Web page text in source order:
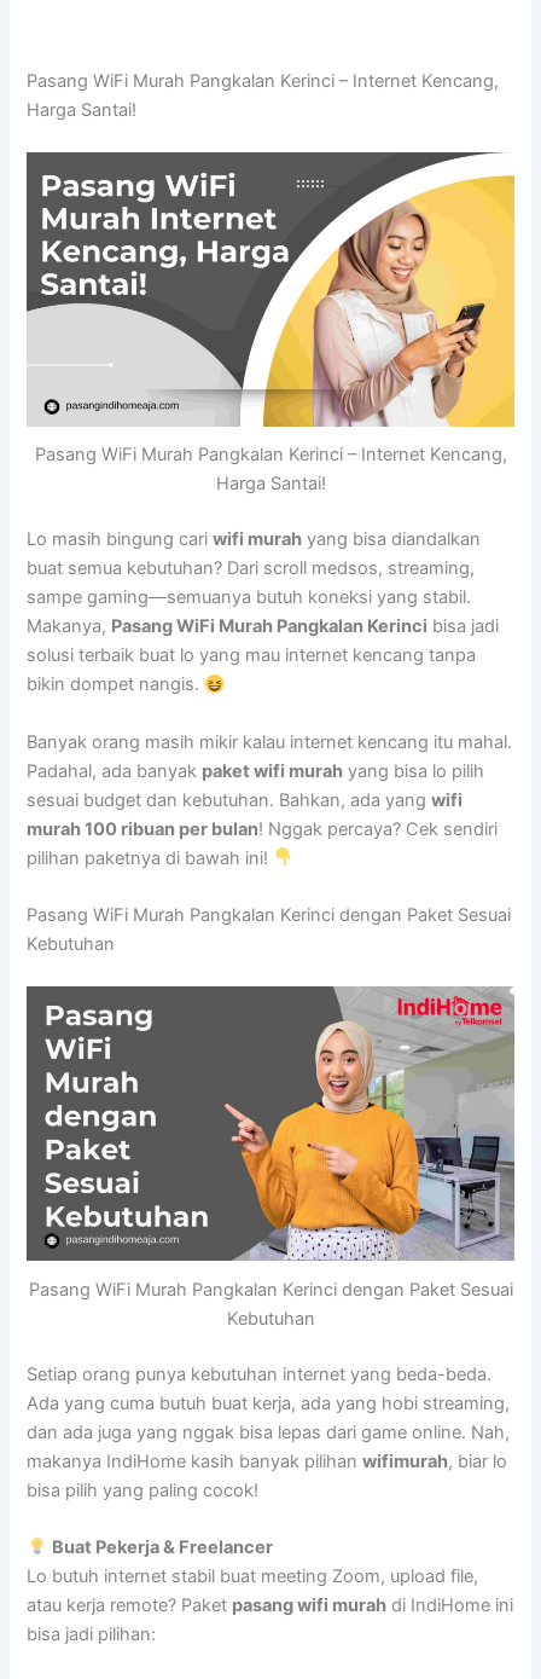
Pasang WiFi Murah Pangkalan Kerinci – Internet Kencang,
Harga Santai!
Pasang WiFi Murah Pangkalan Kerinci – Internet Kencang,
Harga Santai!
Lo masih bingung cariwifi murah yang bisa diandalkan
buat semua kebutuhan? Dari scroll medsos, streaming,
sampe gaming—semuanya butuh koneksi yang stabil.
Makanya, Pasang WiFi Murah Pangkalan Kerinci bisa jadi
solusi terbaik buat lo yang mau internet kencang tanpa
bikin dompet nangis.
Banyak orang masih mikir kalau internet kencang itu mahal.
Padahal, ada banyak paket wifi murah yang bisa lo pilih
sesuai budget dan kebutuhan. Bahkan, ada yangwifi
murah 100 ribuan per bulan! Nggak percaya? Cek sendiri
pilihan paketnya di bawah ini!
Pasang WiFi Murah Pangkalan Kerinci dengan Paket Sesuai
Kebutuhan
Pasang WiFi Murah Pangkalan Kerinci dengan Paket Sesuai
Kebutuhan
Setiap orang punya kebutuhan internet yang beda-beda.
Ada yang cuma butuh buat kerja, ada yang hobi streaming,
dan ada juga yang nggak bisa lepas dari game online. Nah,
makanya IndiHome kasih banyak pilihanwifimurah, biar lo
bisa pilih yang paling cocok!
Buat Pekerja & Freelancer
Lo butuh internet stabil buat meeting Zoom, upload file,
atau kerja remote? Paket pasang wifi murah di IndiHome ini
bisa jadi pilihan: